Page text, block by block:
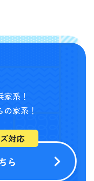
系！
家系！
対応
ら